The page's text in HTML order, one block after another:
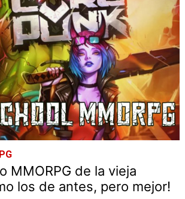
MMORPG de la vieja
los de antes, pero mejor!